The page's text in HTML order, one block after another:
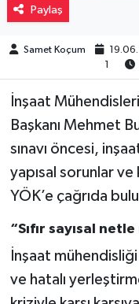
Paylaş
Samet Koçum
1
İnşaat
Başkanı Mehmet
sınavı öncesi,
yapısal sorunlar
YÖK’e çağrıda
“Sıfır sayısal
İnşaat
ve hatalı
Sinemalar
Siyaset
Spor
Türkiye
Yaşam
Yeme-İçme